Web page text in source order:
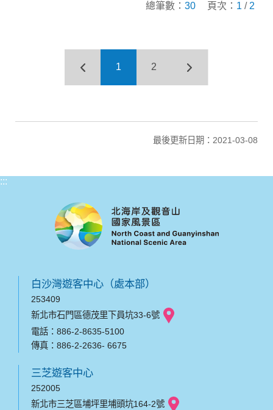
總筆數： 30 頁次： 1 / 2
1 2
最後更新日期：2021-03-08
:::
白沙灣遊客中心（處本部）
253409
新北市石門區德茂里下員坑33-6號
電話：886-2-8635-5100
傳真：886-2-2636- 6675
三芝遊客中心
252005
新北市三芝區埔坪里埔頭坑164-2號